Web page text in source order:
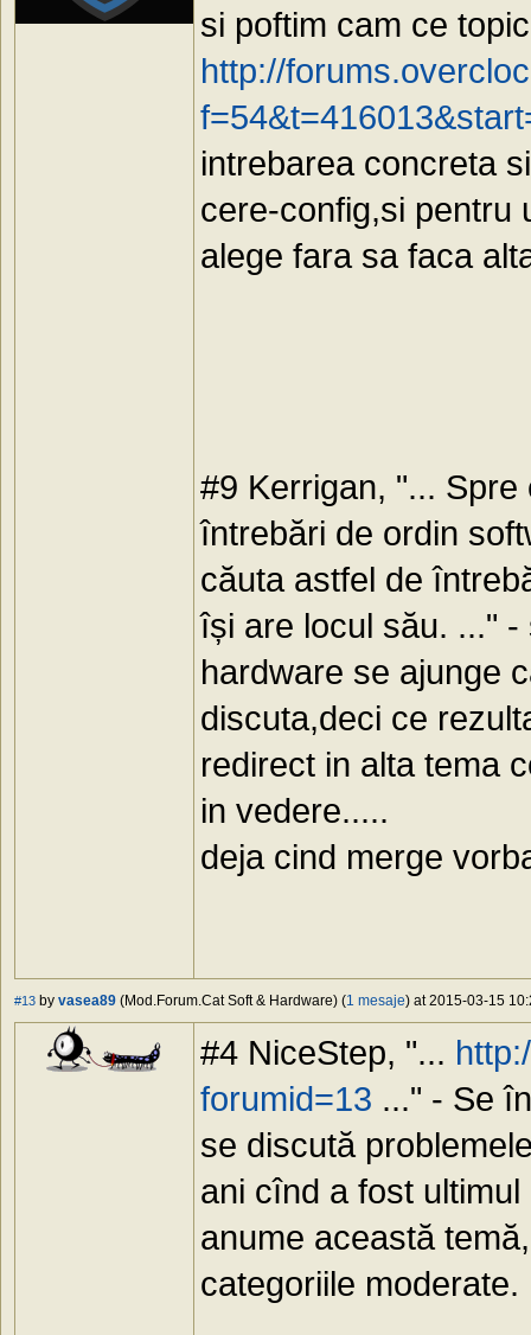
si poftim cam ce
http://
intrebarea concreta
cere-config,si pentru
alege fara sa faca
#9 Kerrigan, "...
întrebări de ordin
căuta astfel de
își are locul său. ..."
hardware se ajunge
discuta,deci ce
redirect in alta tema
in vedere.....
deja cind merge
#13 by vasea89 (Mod.Forum.Cat Soft & Hardware) (1 mesaje) at 2015-03-15
#4 NiceStep, "...
forumid=13 ..." - Se
se discută
ani cînd a fost
anume această
categoriile moderate.